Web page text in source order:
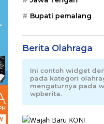
Bupati pemalang
Berita Olahraga
Ini contoh widget
pada kategori
mengaturnya pada
wpberita.